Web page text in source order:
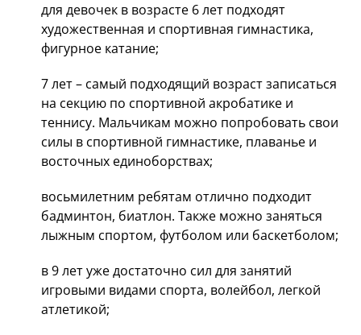
для девочек в возрасте 6 лет подходят
художественная и спортивная гимнастика,
фигурное катание;
7 лет – самый подходящий возраст записаться
на секцию по спортивной акробатике и
теннису. Мальчикам можно попробовать свои
силы в спортивной гимнастике, плаванье и
восточных единоборствах;
восьмилетним ребятам отлично подходит
бадминтон, биатлон. Также можно заняться
лыжным спортом, футболом или баскетболом;
в 9 лет уже достаточно сил для занятий
игровыми видами спорта, волейбол, легкой
атлетикой;